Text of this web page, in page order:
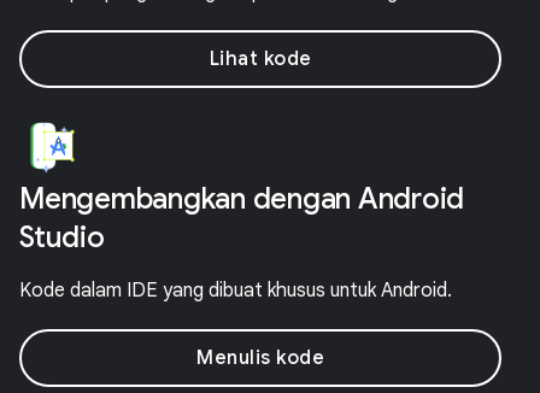
Lihat kode
Mengembangkan dengan Android
Studio
Kode dalam IDE yang dibuat khusus untuk Android.
Menulis kode